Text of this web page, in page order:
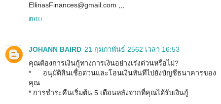
EllinasFinances@gmail.com ,,,
ตอบ
JOHANN BAIRD 21 กุมภาพันธ์ 2562 เวลา 16:53
คุณต้องการเงินกู้ทางการเงินอย่างเร่งด่วนหรือไม่?
* อนุมัติสินเชื่อด่วนและโอนเงินทันทีไปยังบัญชีธนาคารของ
คุณ
* การชำระคืนเริ่มต้น 5 เดือนหลังจากที่คุณได้รับเงินกู้